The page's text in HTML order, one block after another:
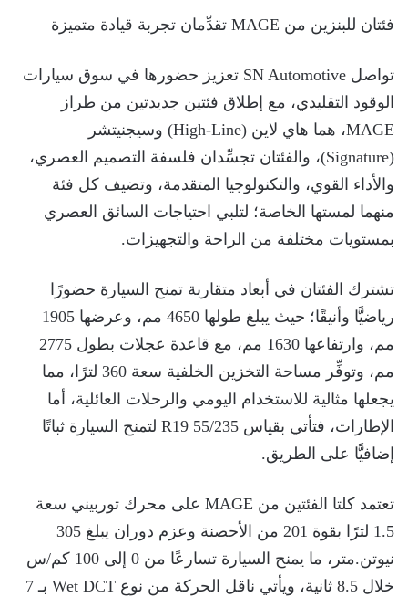
فئتان للبنزين من MAGE تقدِّمان تجربة قيادة متميزة
تواصل SN Automotive تعزيز حضورها في سوق سيارات
الوقود التقليدي، مع إطلاق فئتين جديدتين من طراز
MAGE، هما هاي لاين (High-Line) وسيجنيتشر
(Signature)، والفئتان تجسِّدان فلسفة التصميم العصري،
والأداء القوي، والتكنولوجيا المتقدمة، وتضيف كل فئة
منهما لمستها الخاصة؛ لتلبي احتياجات السائق العصري
بمستويات مختلفة من الراحة والتجهيزات.
تشترك الفئتان في أبعاد متقاربة تمنح السيارة حضورًا
رياضيًّا وأنيقًا؛ حيث يبلغ طولها 4650 مم، وعرضها 1905
مم، وارتفاعها 1630 مم، مع قاعدة عجلات بطول 2775
مم، وتوفِّر مساحة التخزين الخلفية سعة 360 لترًا، مما
يجعلها مثالية للاستخدام اليومي والرحلات العائلية، أما
الإطارات، فتأتي بقياس R19 55/235 لتمنح السيارة ثباتًا
إضافيًّا على الطريق.
تعتمد كلتا الفئتين من MAGE على محرك توربيني سعة
1.5 لترًا بقوة 201 من الأحصنة وعزم دوران يبلغ 305
نيوتن.متر، ما يمنح السيارة تسارعًا من 0 إلى 100 كم/س
خلال 8.5 ثانية، ويأتي ناقل الحركة من نوع Wet DCT بـ 7